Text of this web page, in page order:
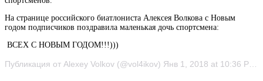
На странице российского биатлониста Алексея Волкова с Новым
годом подписчиков поздравила маленькая дочь спортсмена:
ВСЕХ С НОВЫМ ГОДОМ!!!)))